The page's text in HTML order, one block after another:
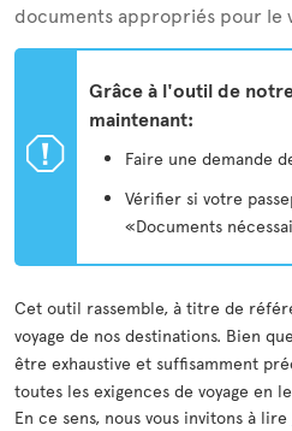
documents appropriés pour le
ü
Grâce à l'outil de
maintenant:
Faire une demande
Vérifier si votre
«Documents
Cet outil rassemble, à titre de
voyage de nos destinations. Bien
être exhaustive et suffisamment
toutes les exigences de voyage en
En ce sens, nous vous invitons à lire